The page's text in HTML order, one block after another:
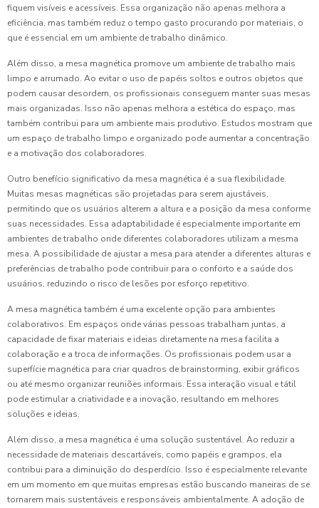
fiquem visíveis e acessíveis. Essa organização não apenas melhora a
eficiência, mas também reduz o tempo gasto procurando por materiais, o
que é essencial em um ambiente de trabalho dinâmico.
Além disso, a mesa magnética promove um ambiente de trabalho mais
limpo e arrumado. Ao evitar o uso de papéis soltos e outros objetos que
podem causar desordem, os profissionais conseguem manter suas mesas
mais organizadas. Isso não apenas melhora a estética do espaço, mas
também contribui para um ambiente mais produtivo. Estudos mostram que
um espaço de trabalho limpo e organizado pode aumentar a concentração
e a motivação dos colaboradores.
Outro benefício significativo da mesa magnética é a sua flexibilidade.
Muitas mesas magnéticas são projetadas para serem ajustáveis,
permitindo que os usuários alterem a altura e a posição da mesa conforme
suas necessidades. Essa adaptabilidade é especialmente importante em
ambientes de trabalho onde diferentes colaboradores utilizam a mesma
mesa. A possibilidade de ajustar a mesa para atender a diferentes alturas e
preferências de trabalho pode contribuir para o conforto e a saúde dos
usuários, reduzindo o risco de lesões por esforço repetitivo.
A mesa magnética também é uma excelente opção para ambientes
colaborativos. Em espaços onde várias pessoas trabalham juntas, a
capacidade de fixar materiais e ideias diretamente na mesa facilita a
colaboração e a troca de informações. Os profissionais podem usar a
superfície magnética para criar quadros de brainstorming, exibir gráficos
ou até mesmo organizar reuniões informais. Essa interação visual e tátil
pode estimular a criatividade e a inovação, resultando em melhores
soluções e ideias.
Além disso, a mesa magnética é uma solução sustentável. Ao reduzir a
necessidade de materiais descartáveis, como papéis e grampos, ela
contribui para a diminuição do desperdício. Isso é especialmente relevante
em um momento em que muitas empresas estão buscando maneiras de se
tornarem mais sustentáveis e responsáveis ambientalmente. A adoção de